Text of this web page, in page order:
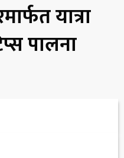
यात्रा
पालना